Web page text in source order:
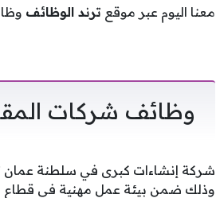
معنا اليوم عبر موقع ترند الوظائف
وظائف شركات
شركة إنشاءات كبرى في سلطنة
وذلك ضمن بيئة عمل مهنية في قطاع